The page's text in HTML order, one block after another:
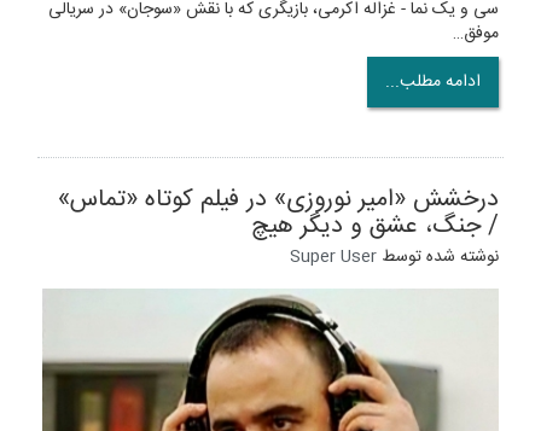
سی و یک نما - غزاله اکرمی، بازیگری که با نقش «سوجان» در سریالی
موفق…
ادامه مطلب...
درخشش «امیر نوروزی» در فیلم کوتاه «تماس»
/ جنگ، عشق و دیگر هیچ
نوشته شده توسط Super User